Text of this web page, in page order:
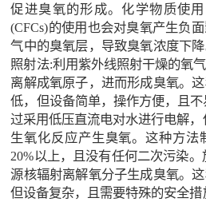
促进臭氧的形成。化学物质使
(CFCs)的使用也会对臭氧产生负
气中的臭氧层，导致臭氧浓度下
照射法:利用紫外线照射干燥的氧
离解成氧原子，进而形成臭氧。
低，但设备简单，操作方便，且
过采用低压直流电对水进行电解
生氧化反应产生臭氧。这种方法
20%以上，且没有任何二次污染
源核辐射离解氧分子生成臭氧。
但设备复杂，且需要特殊的安全